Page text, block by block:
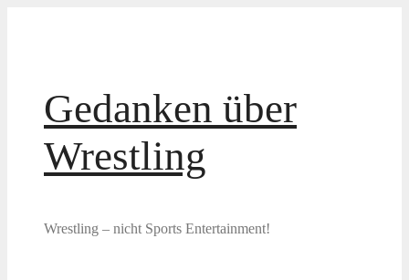
Gedanken über
Wrestling
Wrestling – nicht Sports Entertainment!